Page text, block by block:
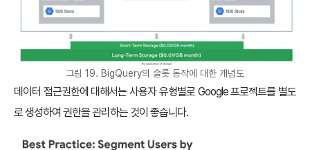
그림 19. BigQuery의 슬롯 동작에 대한 개념도
데이터 접근권한에 대해서는 사용자 유형별로 Google 프로젝트를 별도
로 생성하여 권한을 관리하는 것이 좋습니다.